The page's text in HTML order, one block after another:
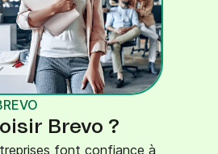
Brevo ?
font confiance à